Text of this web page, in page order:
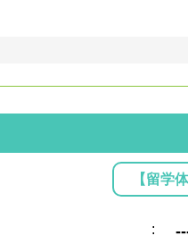
【留学
: